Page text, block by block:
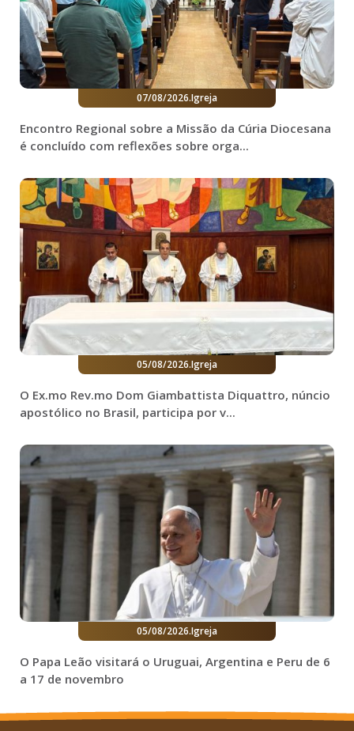
07/08/2026.Igreja
Encontro Regional sobre a Missão da Cúria Diocesana
é concluído com reflexões sobre orga...
05/08/2026.Igreja
O Ex.mo Rev.mo Dom Giambattista Diquattro, núncio
apostólico no Brasil, participa por v...
05/08/2026.Igreja
O Papa Leão visitará o Uruguai, Argentina e Peru de 6
a 17 de novembro